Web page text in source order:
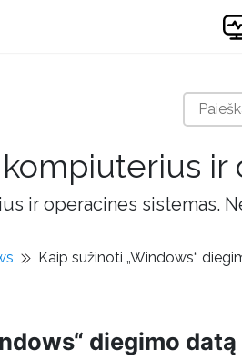
ir
ir operacines sistemas.
Kaip sužinoti „Windows“
diegimo datą